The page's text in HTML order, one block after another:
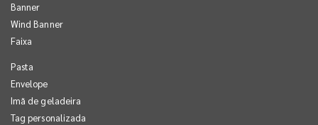
Banner
Wind Banner
Faixa
Pasta
Envelope
Imã de geladeira
Tag personalizada